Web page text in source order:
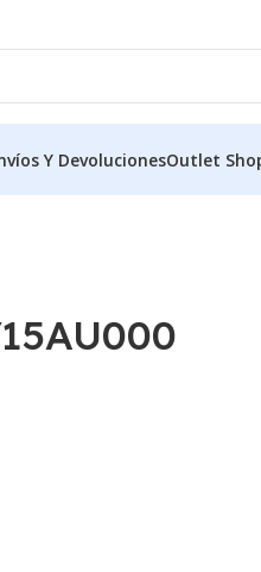
Y DevolucionesOutlet